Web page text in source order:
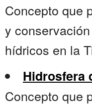
Concepto que
y
hídricos en la
Hidrosfera
Concepto que